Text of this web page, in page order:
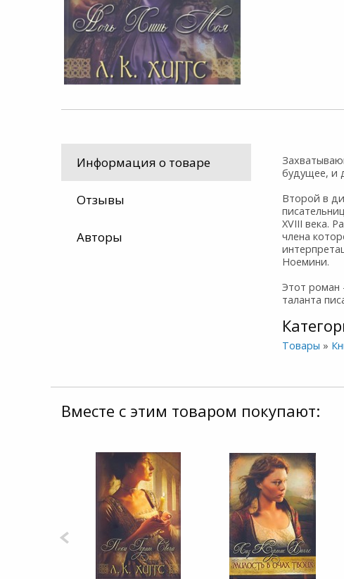
Информация о товаре
Отзывы
Авторы
будущее, и
Второй в
XVIII века.
члена
Ноемини.
Этот роман
таланта
Товары »
Вместе с этим товаром покупают: